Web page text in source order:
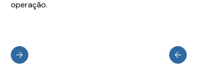
operação.